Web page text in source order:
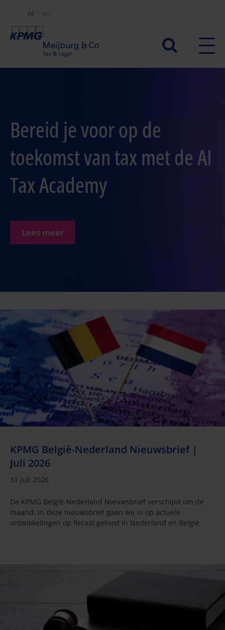
naar
Secundair
menu
nl en
Bereid je voor op de
toekomst van tax met de AI
Tax Academy
Lees meer
KPMG België-Nederland Nieuwsbrief |
Juli 2026
31 juli 2026
De KPMG België-Nederland Nieuwsbrief verschijnt om de
maand. In deze nieuwsbrief gaan wij in op actuele
ontwikkelingen op fiscaal gebied in Nederland en België.